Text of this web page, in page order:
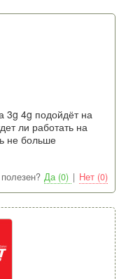
3g 4g подойдёт на
ли работать на
не больше
Да (0) | Нет (0)